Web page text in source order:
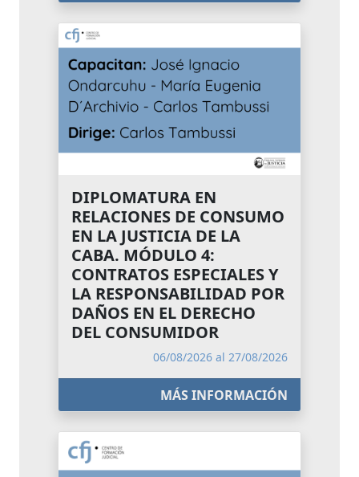
DIPLOMATURA EN
RELACIONES DE CONSUMO
EN LA JUSTICIA DE LA
CABA. MÓDULO 4:
CONTRATOS ESPECIALES Y
LA RESPONSABILIDAD POR
DAÑOS EN EL DERECHO
DEL CONSUMIDOR
06/08/2026 al 27/08/2026
MÁS INFORMACIÓN